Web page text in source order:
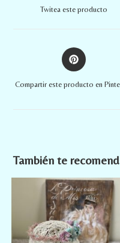
Twitea este producto
Compartir este producto en
También te